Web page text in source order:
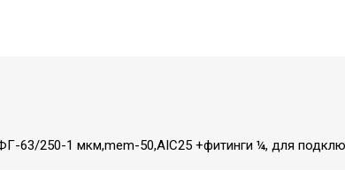
250-1 мкм,mem-50,AIC25 +фитинги ¼, для